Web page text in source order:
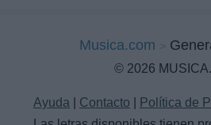
Musica.com
© 2026
Ayuda Contacto
Política de